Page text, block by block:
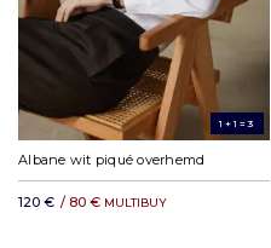
1+1=3
Albane wit piqué overhemd
120 € / 80 € MULTIBUY